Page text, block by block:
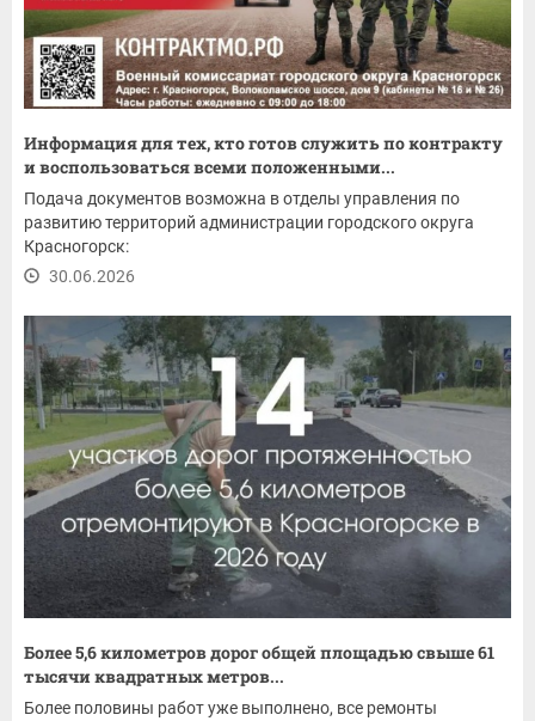
Информация для тех, кто готов служить по контракту
и воспользоваться всеми положенными...
Подача документов возможна в отделы управления по
развитию территорий администрации городского округа
Красногорск:
30.06.2026
Более 5,6 километров дорог общей площадью свыше 61
тысячи квадратных метров...
Более половины работ уже выполнено, все ремонты